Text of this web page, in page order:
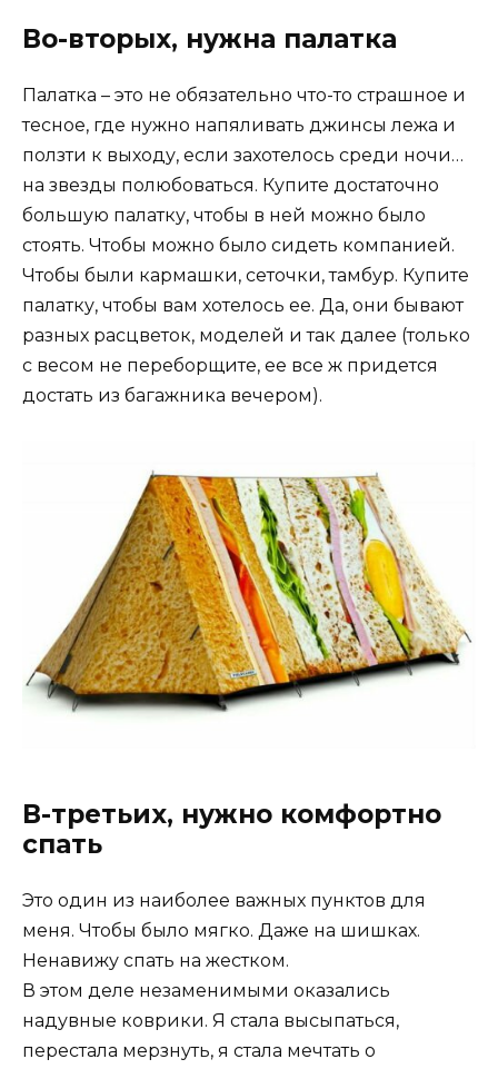
Во-вторых, нужна палатка
Палатка – это не обязательно что-то страшное и
тесное, где нужно напяливать джинсы лежа и
ползти к выходу, если захотелось среди ночи…
на звезды полюбоваться. Купите достаточно
большую палатку, чтобы в ней можно было
стоять. Чтобы можно было сидеть компанией.
Чтобы были кармашки, сеточки, тамбур. Купите
палатку, чтобы вам хотелось ее. Да, они бывают
разных расцветок, моделей и так далее (только
с весом не переборщите, ее все ж придется
достать из багажника вечером).
В-третьих, нужно комфортно
спать
Это один из наиболее важных пунктов для
меня. Чтобы было мягко. Даже на шишках.
Ненавижу спать на жестком.
В этом деле незаменимыми оказались
надувные коврики. Я стала высыпаться,
перестала мерзнуть, я стала мечтать о